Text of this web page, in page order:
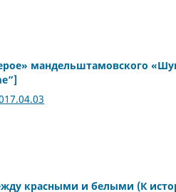
мандельштамовского
красными и белыми (К